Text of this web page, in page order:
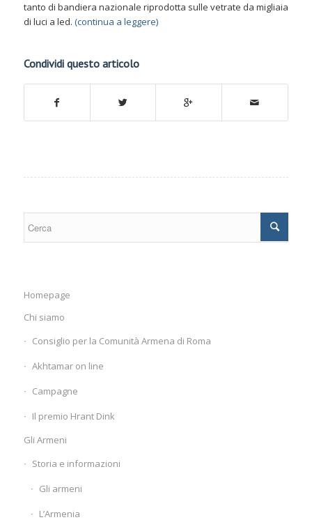
tanto di bandiera nazionale riprodotta sulle vetrate da migliaia
di luci a led. (continua a leggere)
Condividi questo articolo
Homepage
Chi siamo
Consiglio per la Comunità Armena di Roma
Akhtamar on line
Campagne
Il premio Hrant Dink
Gli Armeni
Storia e informazioni
Gli armeni
L’Armenia